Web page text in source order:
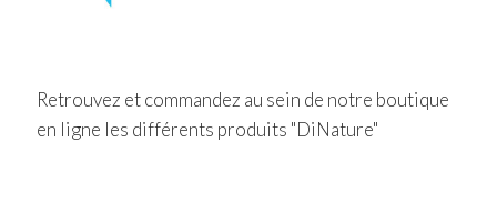
Retrouvez et commandez au sein de notre boutique
en ligne les différents produits "DiNature"